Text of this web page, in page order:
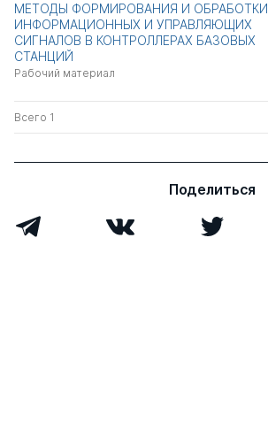
МЕТОДЫ ФОРМИРОВАНИЯ И ОБРАБОТКИ
ИНФОРМАЦИОННЫХ И УПРАВЛЯЮЩИХ
СИГНАЛОВ В КОНТРОЛЛЕРАХ БАЗОВЫХ
СТАНЦИЙ
Рабочий материал
Всего 1
Поделиться